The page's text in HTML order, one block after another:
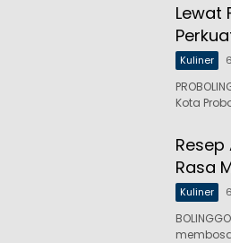
Lewat
Kuliner
Kota
Rasa
Kuliner